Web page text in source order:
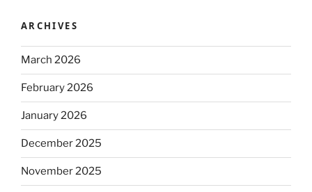
ARCHIVES
March 2026
February 2026
January 2026
December 2025
November 2025